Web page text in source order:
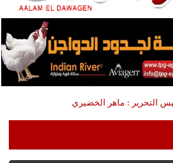
التحرير : ماهر الخضيري